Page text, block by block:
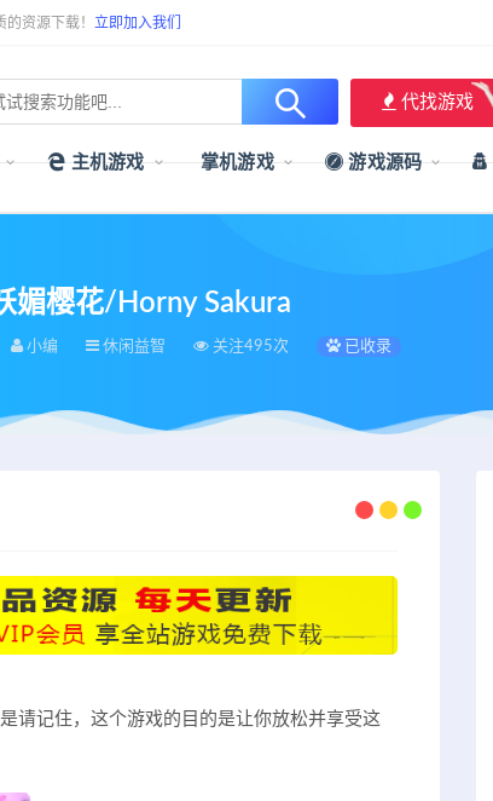
资源下载！ 立即加入我们
代找游戏
主机游戏 掌机游戏 游戏源码
媚樱花/Horny Sakura
小编 休闲益智 关注495次 已收录
请记住，这个游戏的目的是让你放松并享受这